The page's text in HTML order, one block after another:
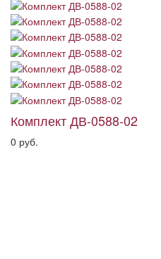
Комплект ДВ-0588-02
0 руб.